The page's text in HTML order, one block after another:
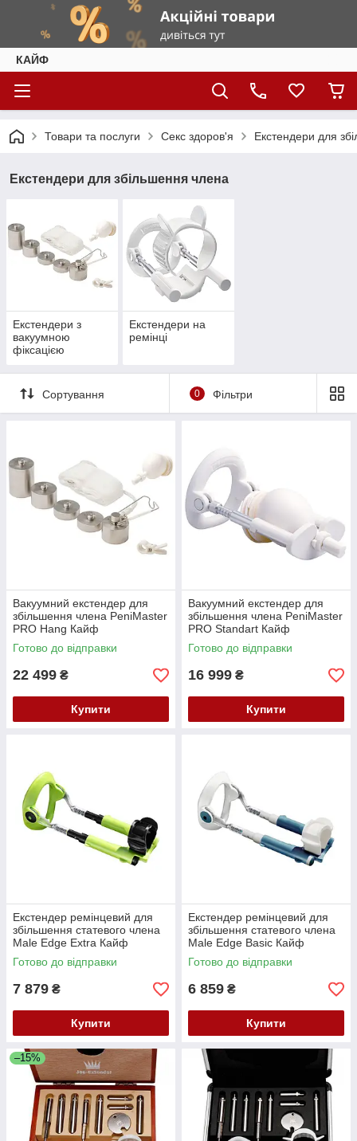
КАЙФ
Товари та послуги Секс здоров'я Екстендери для
Екстендери для збільшення члена
Екстендери з
вакуумною
фіксацією
Екстендери на
ремінці
Сортування 0 Фільтри
Вакуумний екстендер для
збільшення члена PeniMaster
PRO Hang Кайф
Готово до відправки
22 499 ₴
Купити
Вакуумний екстендер для
збільшення члена PeniMaster
PRO Standart Кайф
Готово до відправки
16 999 ₴
Купити
Екстендер ремінцевий для
збільшення статевого члена
Male Edge Extra Кайф
Готово до відправки
7 879 ₴
Купити
Екстендер ремінцевий для
збільшення статевого члена
Male Edge Basic Кайф
Готово до відправки
6 859 ₴
Купити
–15%